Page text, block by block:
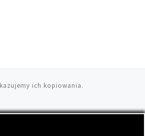
ich kopiowania.